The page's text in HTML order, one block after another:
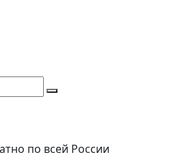
по всей России